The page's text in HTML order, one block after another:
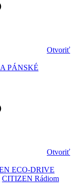
Otvoriť
PÁNSKÉ
Otvoriť
ECO-DRIVE
CITIZEN Rádiom